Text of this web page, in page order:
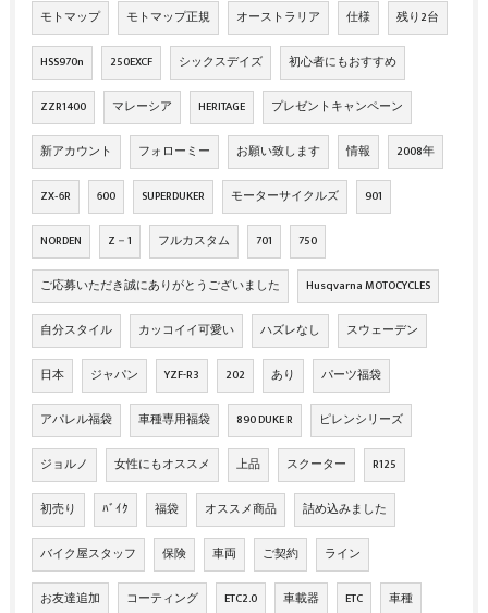
モトマップ モトマップ正規 オーストラリア 仕様 残り2台
HSS970n 250EXCF シックスデイズ 初心者にもおすすめ
ZZR1400 マレーシア HERITAGE プレゼントキャンペーン
新アカウント フォローミー お願い致します 情報 2008年
ZX‐6R 600 SUPERDUKER モーターサイクルズ 901
NORDEN Z－1 フルカスタム 701 750
ご応募いただき誠にありがとうございました Husqvarna MOTOCYCLES
自分スタイル カッコイイ可愛い ハズレなし スウェーデン
日本 ジャパン YZF-R3 202 あり パーツ福袋
アパレル福袋 車種専用福袋 890 DUKE R ピレンシリーズ
ジョルノ 女性にもオススメ 上品 スクーター R125
初売り ﾊﾞｲｸ 福袋 オススメ商品 詰め込みました
バイク屋スタッフ 保険 車両 ご契約 ライン
お友達追加 コーティング ETC2.0 車載器 ETC 車種